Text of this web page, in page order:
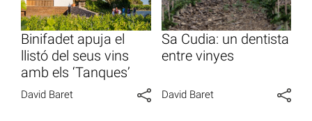
Binifadet apuja el
llistó del seus vins
amb els ‘Tanques’
David Baret
Sa Cudia: un dentista
entre vinyes
David Baret